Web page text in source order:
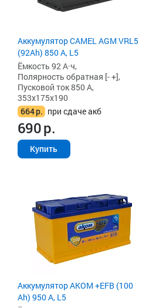
Аккумулятор CAMEL AGM VRL5
(92Ah) 850 А, L5
Ёмкость 92 А·ч,
Полярность обратная [- +],
Пусковой ток 850 А,
353x175x190
664р. при сдаче акб
690р.
Купить
Аккумулятор AKOM +EFB (100
Ah) 950 А, L5